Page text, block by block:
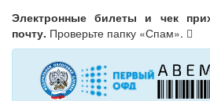
Электронные билеты и чек
почту. Проверьте папку «Спам».